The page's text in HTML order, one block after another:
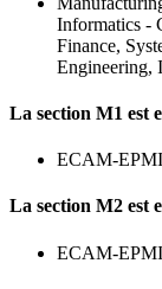
Informatics -
Finance,
Engineering,
La section M1 est
ECAM-EPMI
La section M2 est
ECAM-EPMI